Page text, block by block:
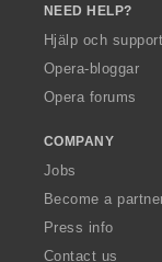
NEED HELP?
Hjälp och support
Opera-bloggar
Opera forums
COMPANY
Jobs
Become a
Press info
Contact us